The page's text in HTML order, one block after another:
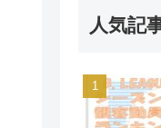
人気記